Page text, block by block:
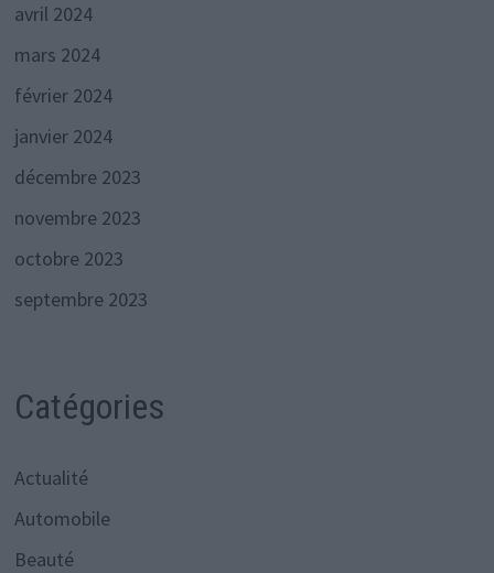
avril 2024
mars 2024
février 2024
janvier 2024
décembre 2023
novembre 2023
octobre 2023
septembre 2023
Catégories
Actualité
Automobile
Beauté